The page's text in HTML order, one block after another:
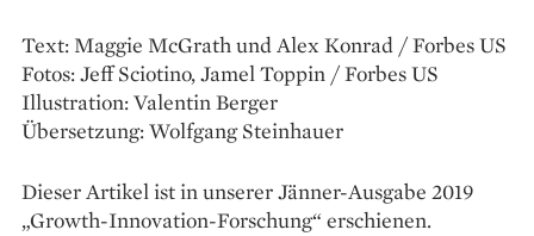
Text: Maggie McGrath und Alex Konrad / Forbes US
Fotos: Jeff Sciotino, Jamel Toppin / Forbes US
Illustration: Valentin Berger
Übersetzung: Wolfgang Steinhauer
Dieser Artikel ist in unserer Jänner-Ausgabe 2019
„Growth-Innovation-Forschung“ erschienen.